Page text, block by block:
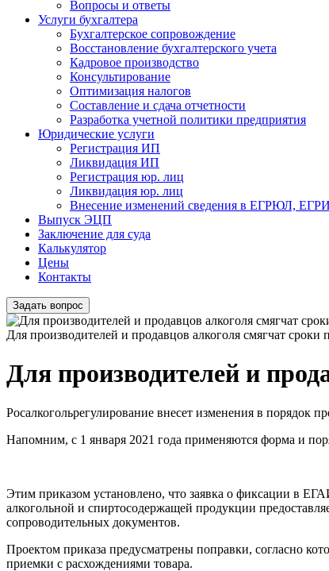
Вопросы и ответы
Услуги бухгалтера
Бухгалтерское сопровождение
Восстановление бухгалтерского учета
Кадровое производство
Консультирование
Оптимизация налогов
Составление и сдача отчетности
Разработка учетной политики предприятия
Юридические услуги
Регистрация ИП
Ликвидация ИП
Регистрация юр. лиц
Ликвидация юр. лиц
Внесение изменений сведения в ЕГРЮЛ,
Выпуск ЭЦП
Заключение для суда
Калькулятор
Цены
Контакты
Задать вопрос
Для производителей и продавцов алкоголя смягчат
Для производителей и
Росалкогольрегулирование внесет изменения в
Напомним, с 1 января 2021 года применяются форма и
Этим приказом установлено, что заявка о фиксации в
алкогольной и спиртосодержащей продукции
сопроводительных документов.
Проектом приказа предусматрены поправки, согласно
приемки с расхождениями товара.